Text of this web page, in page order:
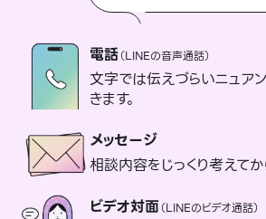
電話（LINEの音声通話）
文字では伝えづらいニュア
きます。
メッセージ
相談内容をじっくり考えてか
ビデオ対面（LINEのビデオ通話）